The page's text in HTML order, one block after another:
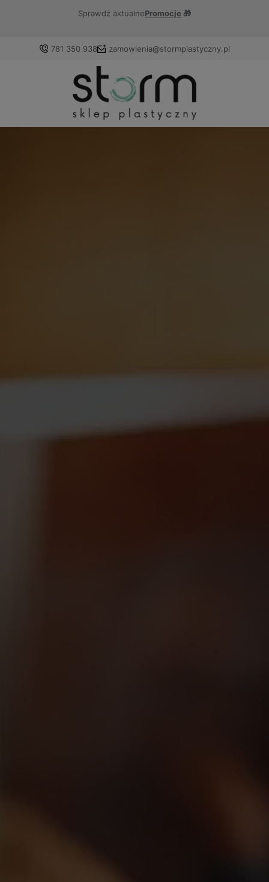
Sprawdź aktualnePromocje 🎁
781 350 938 zamowienia@stormplastyczny.pl
Zaloguj się